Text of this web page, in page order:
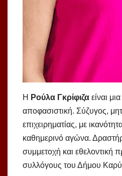
Η Ρούλα Γκρίφιζα είναι
αποφασιστική. Σύζυγος,
επιχειρηματίας, με
καθημερινό αγώνα.
συμμετοχή και
συλλόγους του Δήμου